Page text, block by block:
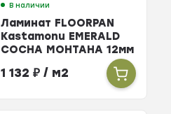
В наличии
Ламинат FLOORPAN
Kastamonu EMERALD
СОСНА МОНТАНА 12мм
1 132 ₽/ м2